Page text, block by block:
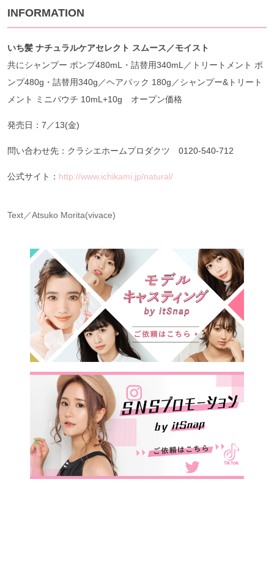
INFORMATION
いち髪 ナチュラルケアセレクト スムース／モイスト
共にシャンプー ポンプ480mL・詰替用340mL／トリートメント ポ
ンプ480g・詰替用340g／ヘアパック 180g／シャンプー&トリート
メント ミニパウチ 10mL+10g オープン価格
発売日：7／13(金)
問い合わせ先：クラシエホームプロダクツ 0120-540-712
公式サイト： http://www.ichikami.jp/natural/
Text／Atsuko Morita(vivace)